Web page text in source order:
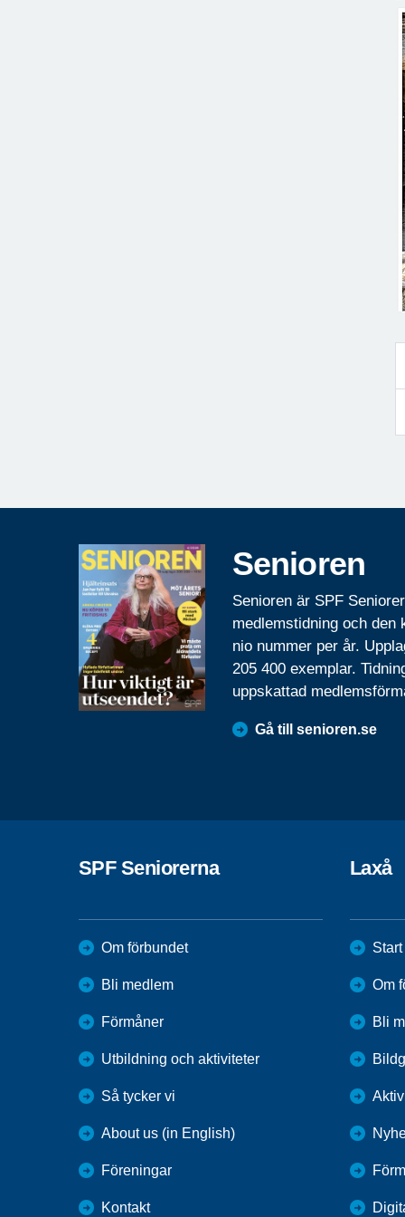
Senioren
Senioren är SPF
medlemstidning och den
nio nummer per år.
205 400 exemplar.
uppskattad
Gå till senioren.se
SPF Seniorerna
Om förbundet
Bli medlem
Förmåner
Utbildning och aktiviteter
Så tycker vi
About us (in English)
Föreningar
Kontakt
Laxå
Start
Om
Bli